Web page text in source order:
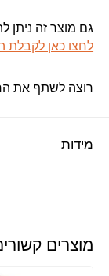
גם מוצר זה ניתן
לחצו כאן לקבלת
מידות
רוצה לשתף את
מוצרים